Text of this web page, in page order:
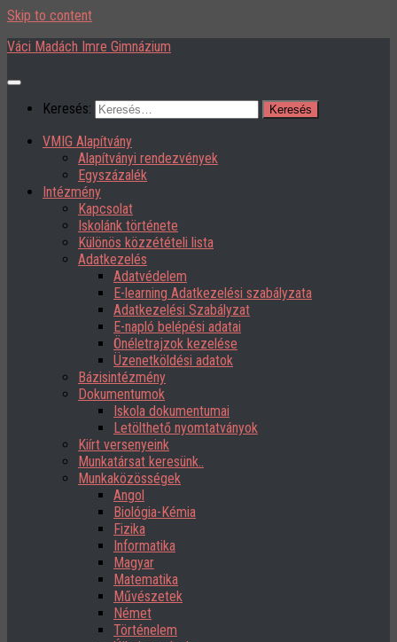
Skip to content
Váci Madách Imre Gimnázium
Keresés:
VMIG Alapítvány
Alapítványi rendezvények
Egyszázalék
Intézmény
Kapcsolat
Iskolánk története
Különös közzétételi lista
Adatkezelés
Adatvédelem
E-learning Adatkezelési szabályzata
Adatkezelési Szabályzat
E-napló belépési adatai
Önéletrajzok kezelése
Üzenetköldési adatok
Bázisintézmény
Dokumentumok
Iskola dokumentumai
Letölthető nyomtatványok
Kiírt versenyeink
Munkatársat keresünk..
Munkaközösségek
Angol
Biológia-Kémia
Fizika
Informatika
Magyar
Matematika
Művészetek
Német
Történelem